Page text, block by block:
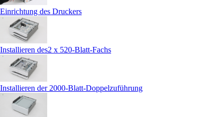
Einrichtung des Druckers
Installieren des2 x 520-Blatt-Fachs
Installieren der 2000-Blatt-Doppelzuführung